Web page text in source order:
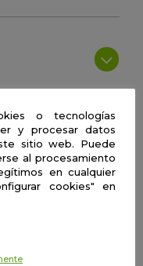
el
o tecnologías
y procesar datos
sitio web. Puede
al procesamiento
en cualquier
cookies" en